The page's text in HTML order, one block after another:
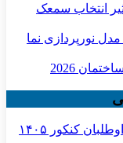
انتخاب سمعک
نورپردازی نما
2026